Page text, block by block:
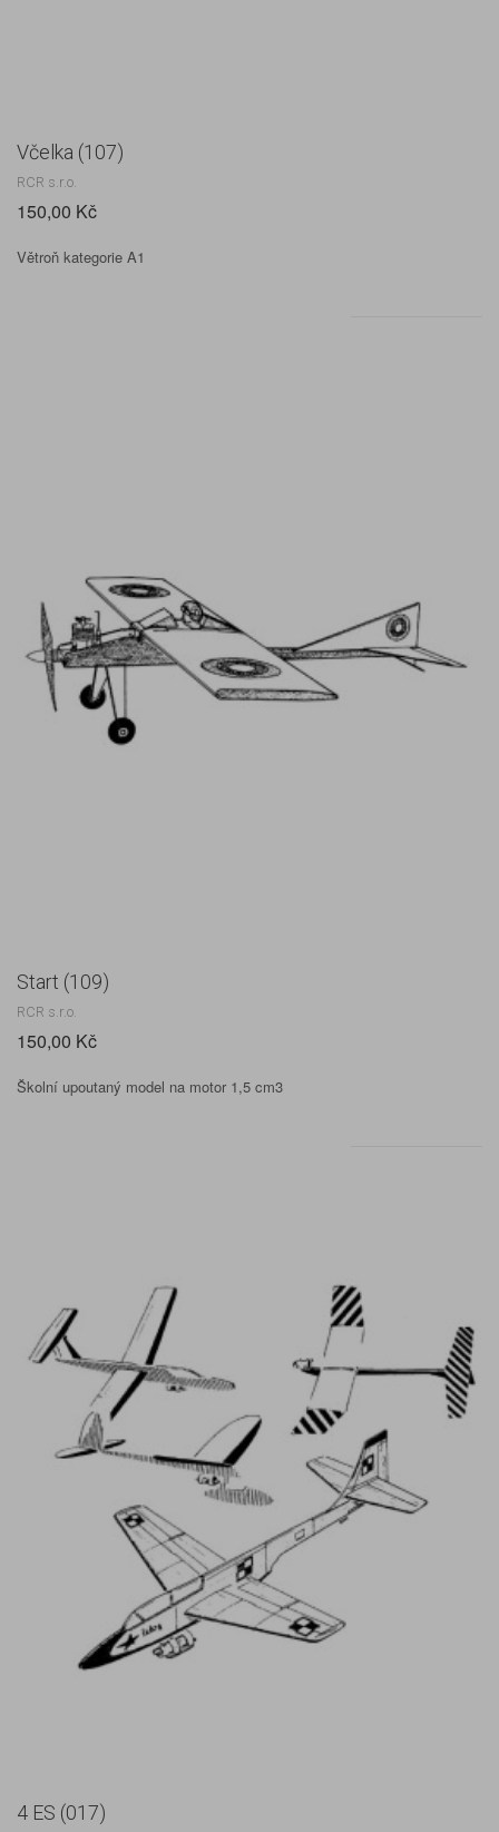
Včelka (107)
RCR s.r.o.
150,00 Kč
Větroň kategorie A1
Start (109)
RCR s.r.o.
150,00 Kč
Školní upoutaný model na motor 1,5 cm3
4 ES (017)